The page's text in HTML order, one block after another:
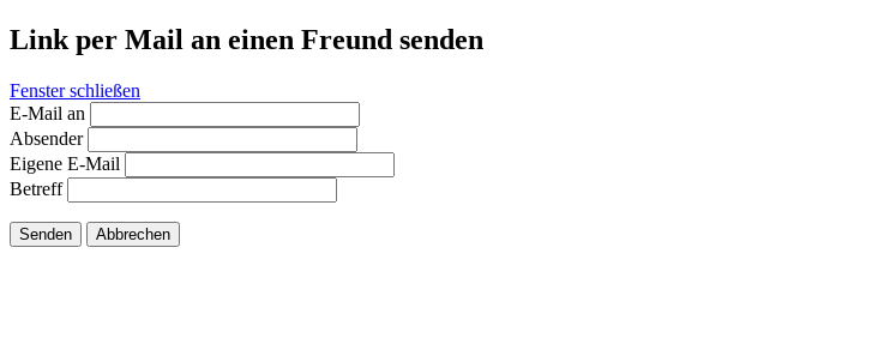
Link per Mail an einen Freund senden
Fenster schließen
E-Mail an
Absender
Eigene E-Mail
Betreff
Senden Abbrechen